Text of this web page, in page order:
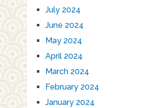
July 2024
June 2024
May 2024
April 2024
March 2024
February 2024
January 2024